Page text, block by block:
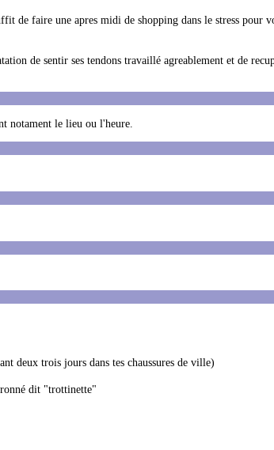
de faire une apres midi de shopping dans le stress pour
de sentir ses tendons travaillé agreablement et de
notament le lieu ou l'heure.
deux trois jours dans tes chaussures de ville)
dit "trottinette"